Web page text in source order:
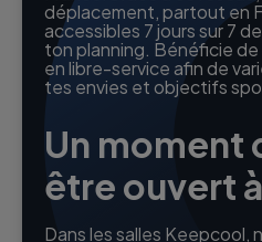
déplacement, partout en
accessibles 7 jours sur 7
ton planning. Bénéficie
en libre-service afin de
tes envies et objectifs
Un moment
être ouvert
Dans les salles Keepcool,